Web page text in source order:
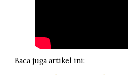
Baca juga artikel ini: